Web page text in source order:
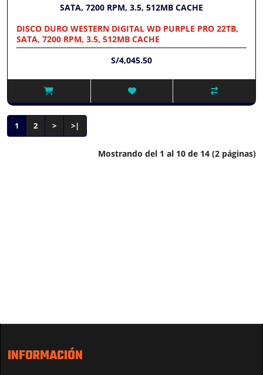
DISCO DURO WESTERN DIGITAL WD PURPLE PRO 22TB,
SATA, 7200 RPM, 3.5, 512MB CACHE
S/4,045.50
1 2 > >|
Mostrando del 1 al 10 de 14 (2 páginas)
INFORMACIÓN